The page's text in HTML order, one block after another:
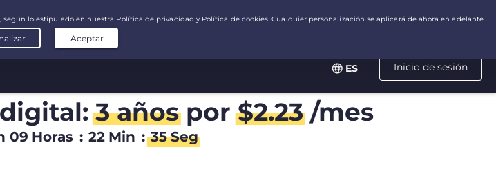
Inicio de sesión
ES
3 añospor$2.23/mes
09 Horas : 22 Min : 34 Seg